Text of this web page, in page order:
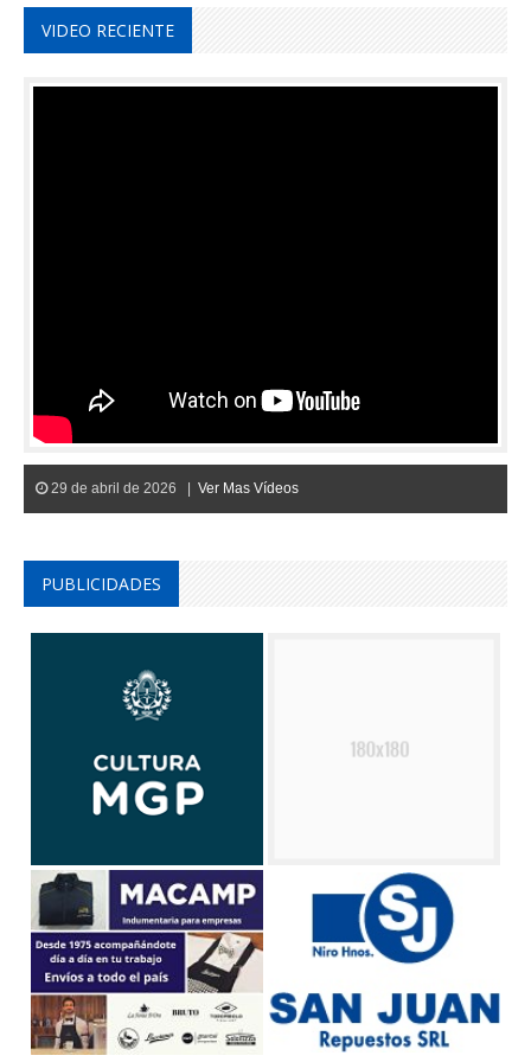
VIDEO RECIENTE
29 de abril de 2026 | Ver Mas Vídeos
PUBLICIDADES